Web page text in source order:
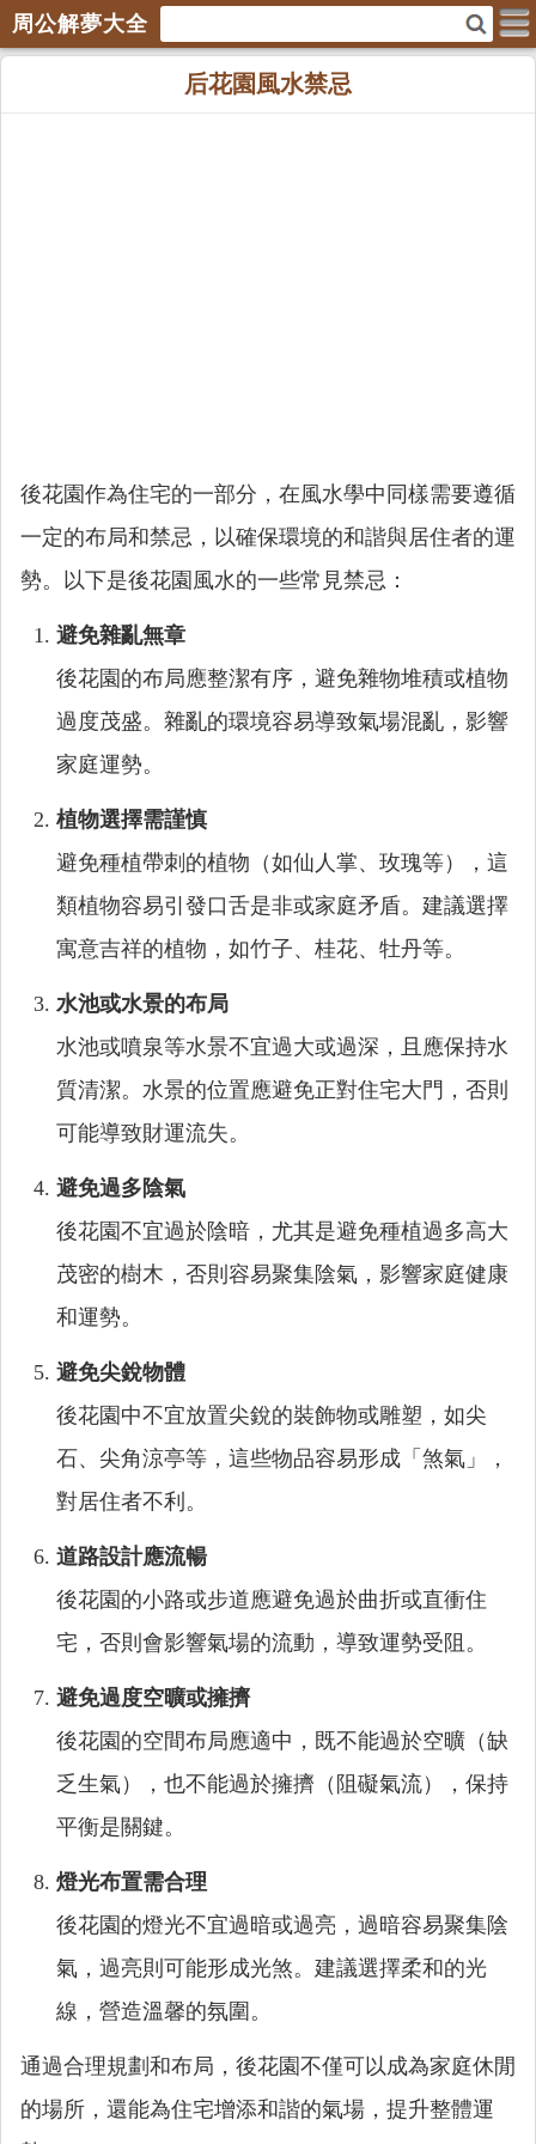
周公解夢大全
后花園風水禁忌
後花園作為住宅的一部分，在風水學中同樣需要遵循
一定的布局和禁忌，以確保環境的和諧與居住者的運
勢。以下是後花園風水的一些常見禁忌：
避免雜亂無章
後花園的布局應整潔有序，避免雜物堆積或植物
過度茂盛。雜亂的環境容易導致氣場混亂，影響
家庭運勢。
植物選擇需謹慎
避免種植帶刺的植物（如仙人掌、玫瑰等），這
類植物容易引發口舌是非或家庭矛盾。建議選擇
寓意吉祥的植物，如竹子、桂花、牡丹等。
水池或水景的布局
水池或噴泉等水景不宜過大或過深，且應保持水
質清潔。水景的位置應避免正對住宅大門，否則
可能導致財運流失。
避免過多陰氣
後花園不宜過於陰暗，尤其是避免種植過多高大
茂密的樹木，否則容易聚集陰氣，影響家庭健康
和運勢。
避免尖銳物體
後花園中不宜放置尖銳的裝飾物或雕塑，如尖
石、尖角涼亭等，這些物品容易形成「煞氣」，
對居住者不利。
道路設計應流暢
後花園的小路或步道應避免過於曲折或直衝住
宅，否則會影響氣場的流動，導致運勢受阻。
避免過度空曠或擁擠
後花園的空間布局應適中，既不能過於空曠（缺
乏生氣），也不能過於擁擠（阻礙氣流），保持
平衡是關鍵。
燈光布置需合理
後花園的燈光不宜過暗或過亮，過暗容易聚集陰
氣，過亮則可能形成光煞。建議選擇柔和的光
線，營造溫馨的氛圍。
通過合理規劃和布局，後花園不僅可以成為家庭休閒
的場所，還能為住宅增添和諧的氣場，提升整體運